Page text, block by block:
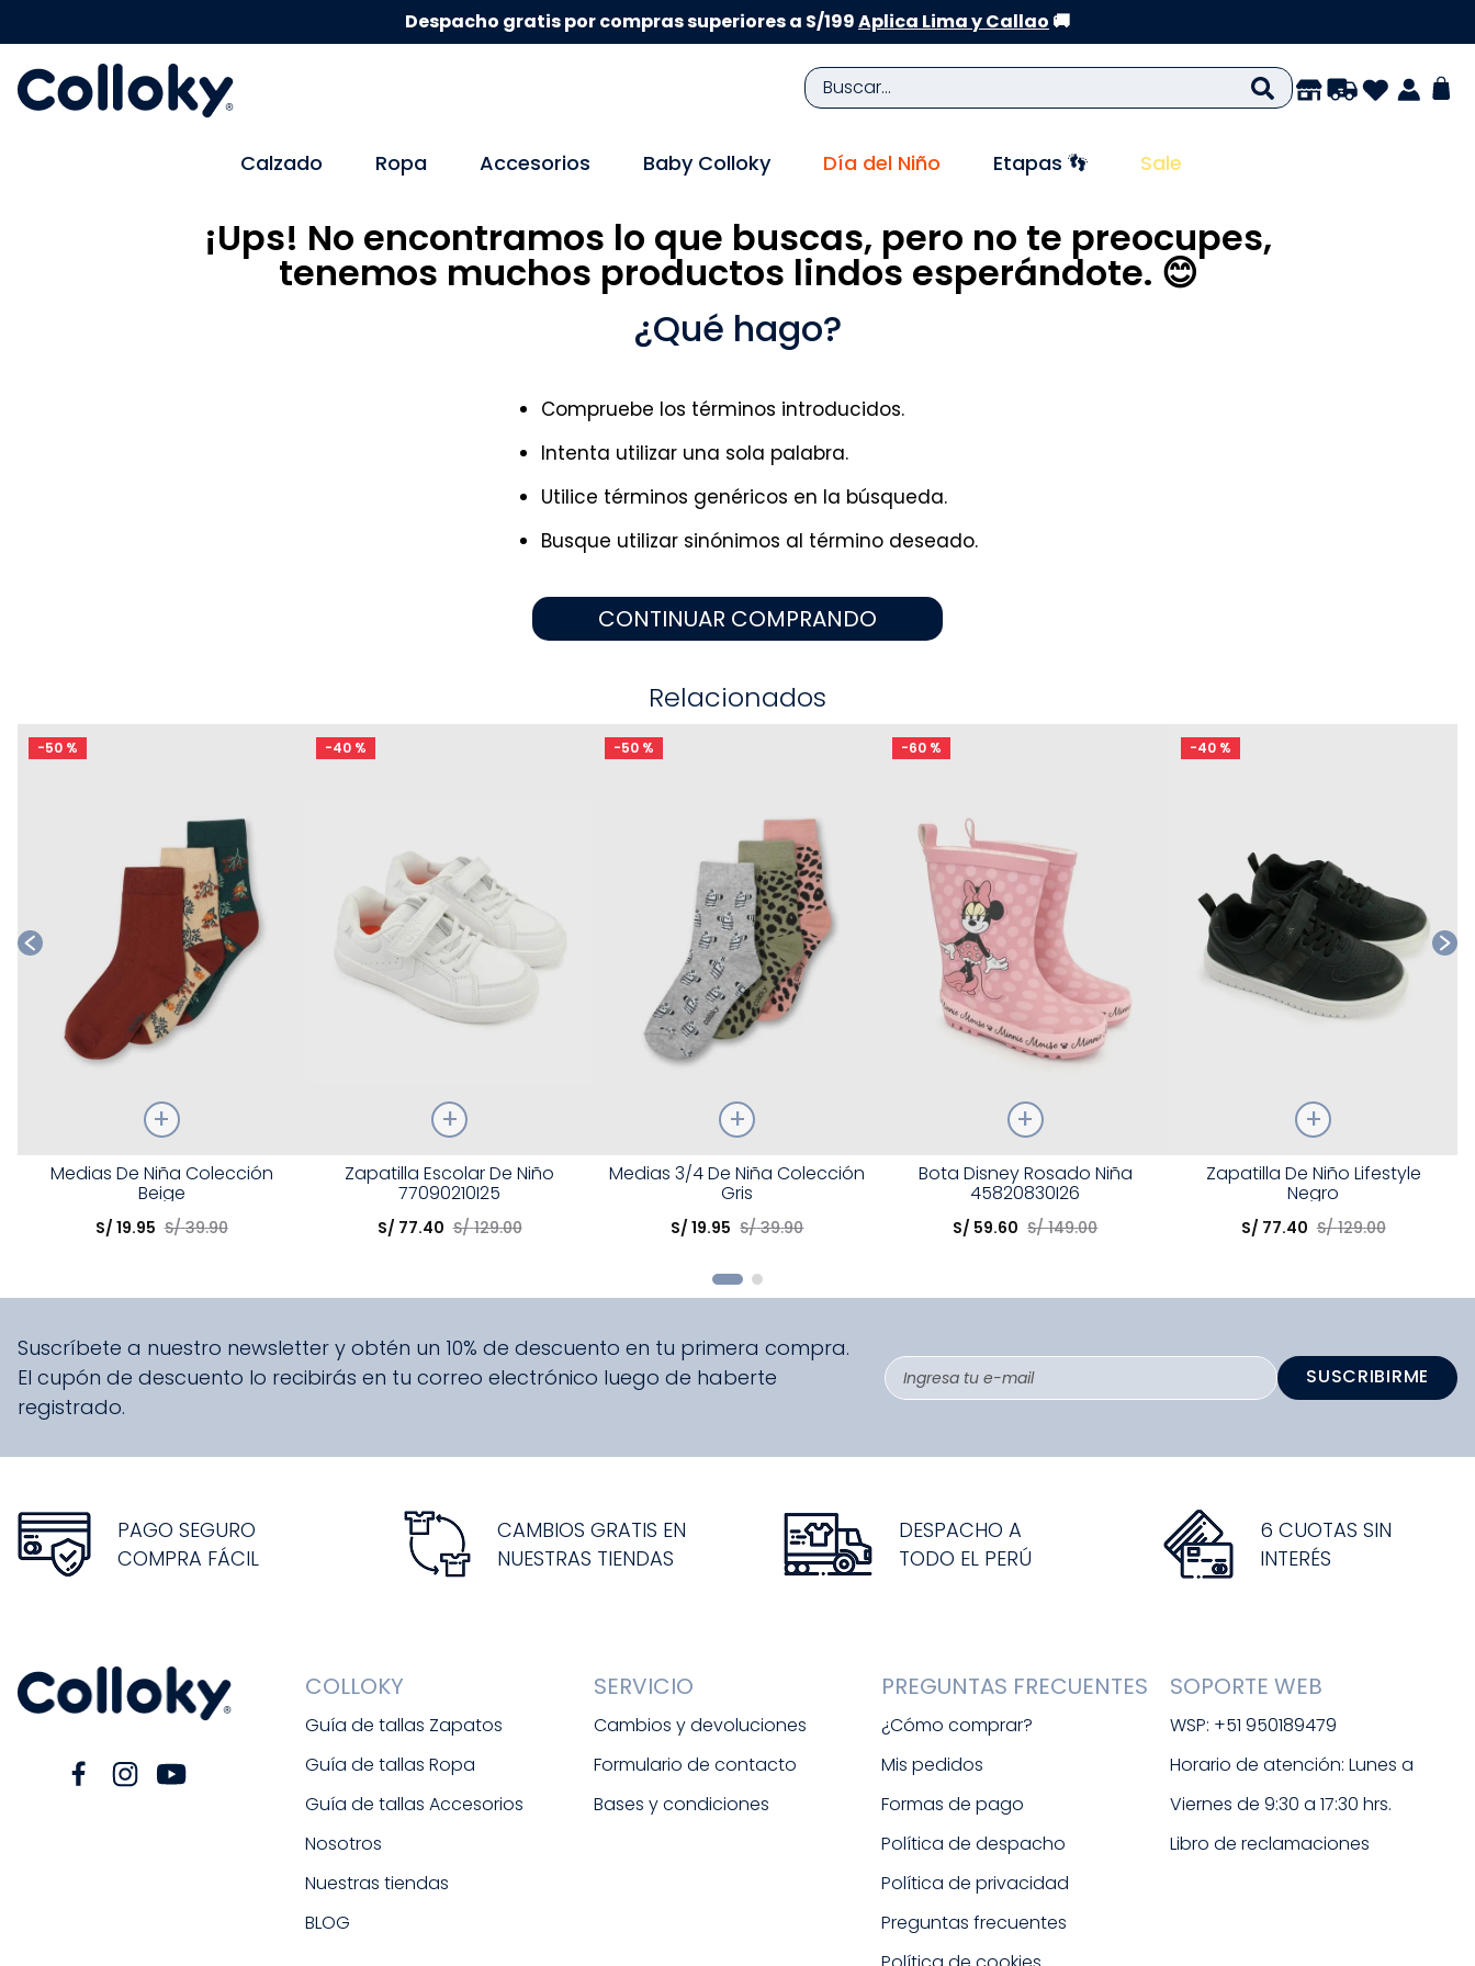
Despacho gratis por compras superiores a S/199Aplica Lima y Callao 🚚
Buscar...
Calzado Ropa Accesorios Baby Colloky Día del Niño Etapas 👣 Sale
¡Ups! No encontramos lo que buscas, pero no te preocupes,
tenemos muchos productos lindos esperándote. 😊
¿Qué hago?
Compruebe los términos introducidos.
Intenta utilizar una sola palabra.
Utilice términos genéricos en la búsqueda.
Busque utilizar sinónimos al término deseado.
CONTINUAR COMPRANDO
Relacionados
-50 %
Talla
Elige una opción
Medias De Niña Colección
Beige
S/ 19.95 S/ 39.90
-40 %
Elige una opción
Zapatilla Escolar De Niño
77090210I25
S/ 77.40 S/ 129.00
-50 %
Talla
Elige una opción
Medias 3/4 De Niña Colección
Gris
S/ 19.95 S/ 39.90
-60 %
Elige una opción
Bota Disney Rosado Niña
45820830I26
S/ 59.60 S/ 149.00
-40 %
Elige una opción
Zapatilla De Niño Lifestyle
Negro
S/ 77.40 S/ 129.00
Suscríbete a nuestro newsletter y obtén un 10% de descuento en tu primera compra.
El cupón de descuento lo recibirás en tu correo electrónico luego de haberte
registrado.
SUSCRIBIRME
PAGO SEGURO
COMPRA FÁCIL
CAMBIOS GRATIS EN
NUESTRAS TIENDAS
DESPACHO A
TODO EL PERÚ
6 CUOTAS SIN
INTERÉS
COLLOKY
Guía de tallas Zapatos
Guía de tallas Ropa
Guía de tallas Accesorios
Nosotros
Nuestras tiendas
BLOG
SERVICIO
Cambios y devoluciones
Formulario de contacto
Bases y condiciones
PREGUNTAS FRECUENTES
¿Cómo comprar?
Mis pedidos
Formas de pago
Política de despacho
Política de privacidad
Preguntas frecuentes
SOPORTE WEB
WSP: +51 950189479
Horario de atención: Lunes a
Viernes de 9:30 a 17:30 hrs.
Libro de reclamaciones
TÉRMINOS MÁS BUSCADOS
2 .
zapatillas niño
3.
medias
sandalias niña
7.
sandalias niño
8 .
pijama
9.
zapatos niña
10 . disney